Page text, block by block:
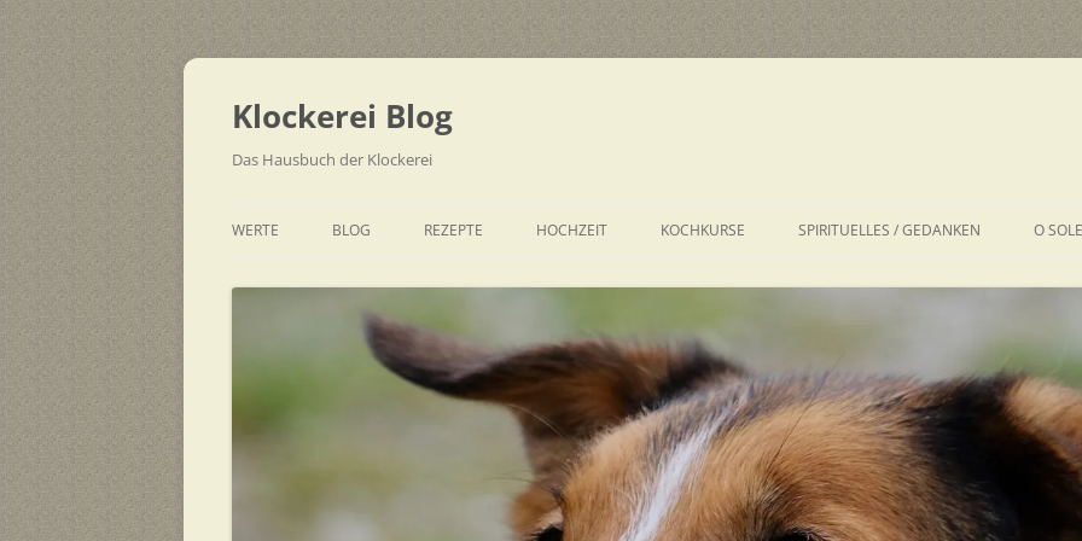
Zum
springen
Klockerei Blog
Das Hausbuch der Klockerei
WERTE BLOG REZEPTE
EINFACH
HOCHZEIT KOCHKURSE SPIRITUELLES / GEDANKEN O